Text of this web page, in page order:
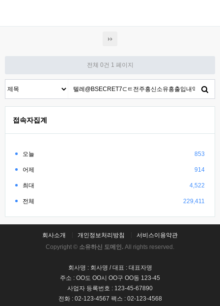
전체 0건 1 페이지
접속자집계
오늘 853
어제 914
최대 4,522
전체 229,411
회사소개 개인정보처리방침
서비스이용약관
Copyright © 소유하신 도메인. All rights reserved.
회사명 : 회사명 / 대표 : 대표자명
주소 : OO도 OO시 OO구 OO동 123-45
사업자 등록번호 : 123-45-67890
전화 : 02-123-4567 팩스 : 02-123-4568